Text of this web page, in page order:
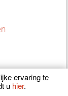
ervaring te
u hier.